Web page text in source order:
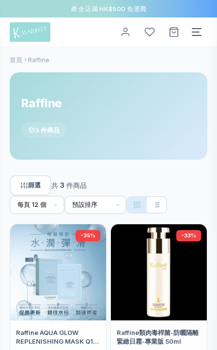
🎁 全店滿 HK$500 免運費
首頁 Raffine
Raffine
3 件商品
篩選 共 3 件商品
-35%
Raffine AQUA GLOW
REPLENISHING MASK Q10
-33%
Raffine類肉毒桿菌-防曬隔離
緊緻日霜-專業版 50ml